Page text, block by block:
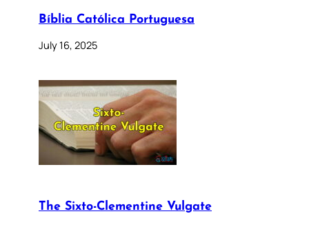
Bíblia Católica Portuguesa
July 16, 2025
The Sixto-Clementine Vulgate